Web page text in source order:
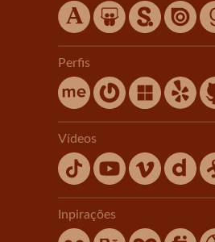
Perfis
Vídeos
Inpirações